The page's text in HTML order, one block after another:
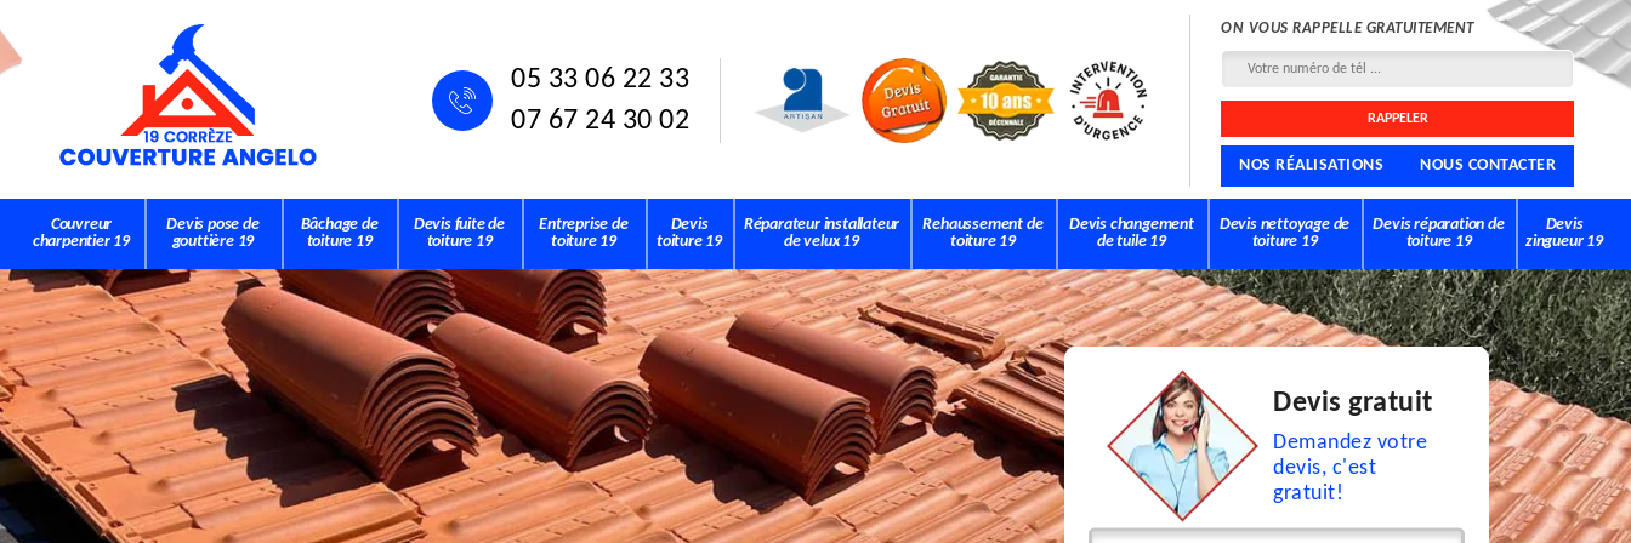
05 33 06 22 33
07 67 24 30 02
ON VOUS RAPPELLE GRATUITEMENT
NOS RÉALISATIONS NOUS CONTACTER
Couvreur
charpentier 19
Devis pose de
gouttière 19
Bâchage de
toiture 19
Devis fuite de
toiture 19
Entreprise de
toiture 19
Devis
toiture 19
Réparateur installateur
de velux 19
Rehaussement de
toiture 19
Devis changement
de tuile 19
Devis nettoyage de
toiture 19
Devis réparation de
toiture 19
Devis
zingueur 19
Devis gratuit
Demandez votre
devis, c'est
gratuit!